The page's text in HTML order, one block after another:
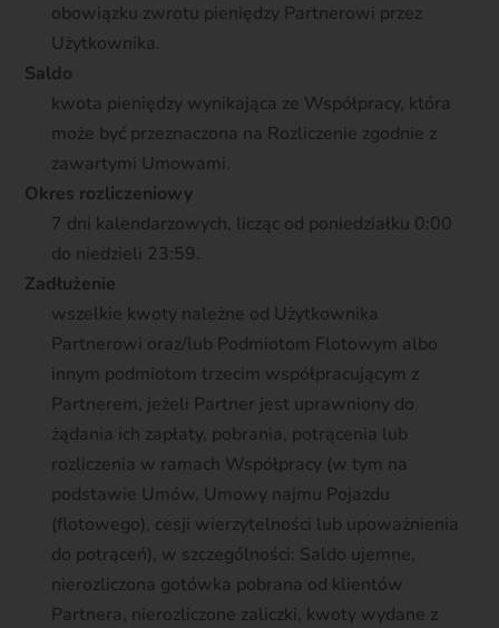
obowiązku zwrotu pieniędzy Partnerowi przez
Użytkownika.
Saldo
kwota pieniędzy wynikająca ze Współpracy, która
może być przeznaczona na Rozliczenie zgodnie z
zawartymi Umowami.
Okres rozliczeniowy
7 dni kalendarzowych, licząc od poniedziałku 0:00
do niedzieli 23:59.
Zadłużenie
wszelkie kwoty należne od Użytkownika
Partnerowi oraz/lub Podmiotom Flotowym albo
innym podmiotom trzecim współpracującym z
Partnerem, jeżeli Partner jest uprawniony do
żądania ich zapłaty, pobrania, potrącenia lub
rozliczenia w ramach Współpracy (w tym na
podstawie Umów, Umowy najmu Pojazdu
(flotowego), cesji wierzytelności lub upoważnienia
do potrąceń), w szczególności: Saldo ujemne,
nierozliczona gotówka pobrana od klientów
Partnera, nierozliczone zaliczki, kwoty wydane z